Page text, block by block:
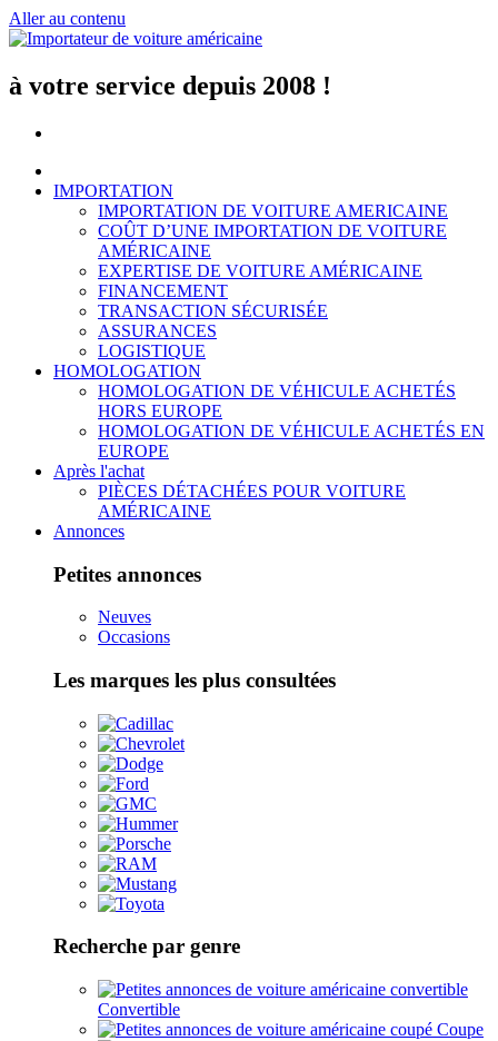
Aller au contenu
à votre service depuis 2008 !
IMPORTATION
IMPORTATION DE VOITURE AMERICAINE
COÛT D’UNE IMPORTATION DE VOITURE
AMÉRICAINE
EXPERTISE DE VOITURE AMÉRICAINE
FINANCEMENT
TRANSACTION SÉCURISÉE
ASSURANCES
LOGISTIQUE
HOMOLOGATION
HOMOLOGATION DE VÉHICULE ACHETÉS
HORS EUROPE
HOMOLOGATION DE VÉHICULE ACHETÉS EN
EUROPE
Après l'achat
PIÈCES DÉTACHÉES POUR VOITURE
AMÉRICAINE
Annonces
Petites annonces
Neuves
Occasions
Les marques les plus consultées
Recherche par genre
Convertible
Coupe